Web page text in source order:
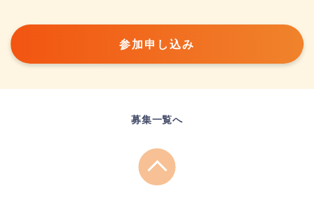
参加申し込み
募集一覧へ